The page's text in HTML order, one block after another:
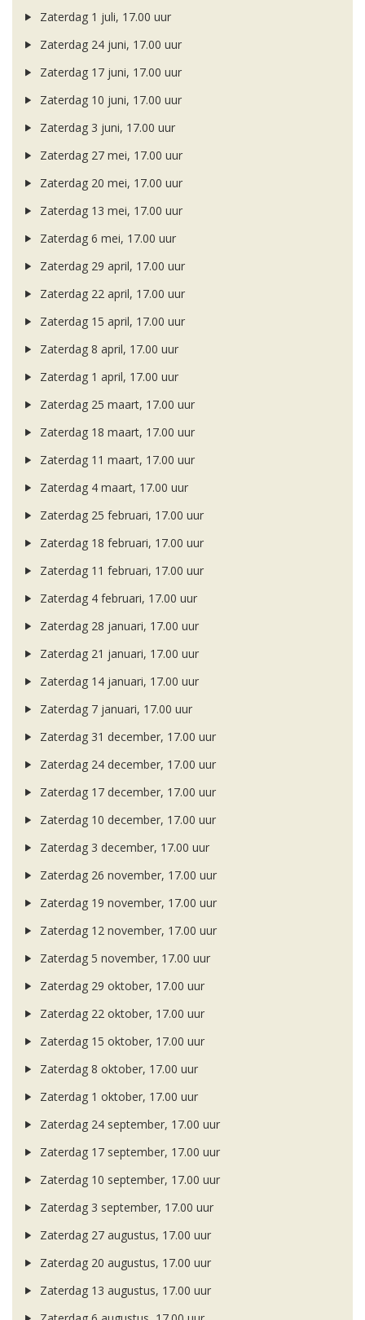
Zaterdag 1 juli, 17.00 uur
Zaterdag 24 juni, 17.00 uur
Zaterdag 17 juni, 17.00 uur
Zaterdag 10 juni, 17.00 uur
Zaterdag 3 juni, 17.00 uur
Zaterdag 27 mei, 17.00 uur
Zaterdag 20 mei, 17.00 uur
Zaterdag 13 mei, 17.00 uur
Zaterdag 6 mei, 17.00 uur
Zaterdag 29 april, 17.00 uur
Zaterdag 22 april, 17.00 uur
Zaterdag 15 april, 17.00 uur
Zaterdag 8 april, 17.00 uur
Zaterdag 1 april, 17.00 uur
Zaterdag 25 maart, 17.00 uur
Zaterdag 18 maart, 17.00 uur
Zaterdag 11 maart, 17.00 uur
Zaterdag 4 maart, 17.00 uur
Zaterdag 25 februari, 17.00 uur
Zaterdag 18 februari, 17.00 uur
Zaterdag 11 februari, 17.00 uur
Zaterdag 4 februari, 17.00 uur
Zaterdag 28 januari, 17.00 uur
Zaterdag 21 januari, 17.00 uur
Zaterdag 14 januari, 17.00 uur
Zaterdag 7 januari, 17.00 uur
Zaterdag 31 december, 17.00 uur
Zaterdag 24 december, 17.00 uur
Zaterdag 17 december, 17.00 uur
Zaterdag 10 december, 17.00 uur
Zaterdag 3 december, 17.00 uur
Zaterdag 26 november, 17.00 uur
Zaterdag 19 november, 17.00 uur
Zaterdag 12 november, 17.00 uur
Zaterdag 5 november, 17.00 uur
Zaterdag 29 oktober, 17.00 uur
Zaterdag 22 oktober, 17.00 uur
Zaterdag 15 oktober, 17.00 uur
Zaterdag 8 oktober, 17.00 uur
Zaterdag 1 oktober, 17.00 uur
Zaterdag 24 september, 17.00 uur
Zaterdag 17 september, 17.00 uur
Zaterdag 10 september, 17.00 uur
Zaterdag 3 september, 17.00 uur
Zaterdag 27 augustus, 17.00 uur
Zaterdag 20 augustus, 17.00 uur
Zaterdag 13 augustus, 17.00 uur